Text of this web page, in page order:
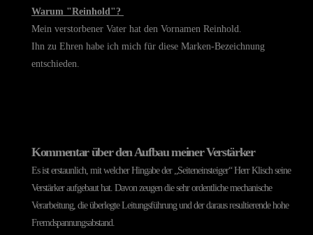
Warum "Reinhold"?
Mein verstorbener Vater hat den Vornamen Reinhold.
Ihn zu Ehren habe ich mich für diese Marken-Bezeichnung
entschieden.
Kommentar über den Aufbau meiner Verstärker
Es ist erstaunlich, mit welcher Hingabe der „Seiteneinsteiger“ Herr Klisch seine
Verstärker aufgebaut hat. Davon zeugen die sehr ordentliche mechanische
Verarbeitung, die überlegte Leitungsführung und der daraus resultierende hohe
Fremdspannungsabstand.